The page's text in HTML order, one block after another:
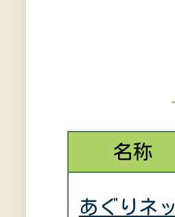
名称
あぐりネッ